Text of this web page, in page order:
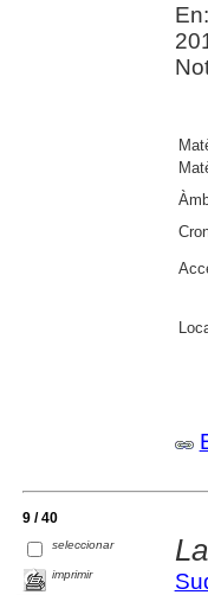
En:
9 / 40
seleccionar
imprimir